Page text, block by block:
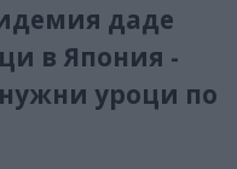
даде
в Япония -
уроци по